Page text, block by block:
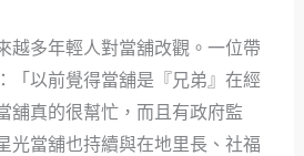
越多年輕人對當舖改觀。一位帶
「以前覺得當舖是『兄弟』在經
舖真的很幫忙，而且有政府監
光當舖也持續與在地里長、社福